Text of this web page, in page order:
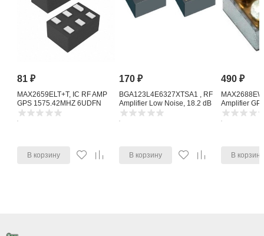
81₽
MAX2659ELT+T, IC RF AMP
GPS 1575.42MHZ 6UDFN
В корзину
170₽
BGA123L4E6327XTSA1 , RF
Amplifier Low Noise, 18.2 dB
1615 MHz, 4-Pin TSLP-4-11
В корзину
490₽
Amplifier
Noise
В корзину